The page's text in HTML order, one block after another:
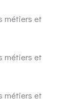
métiers et
métiers et
métiers et